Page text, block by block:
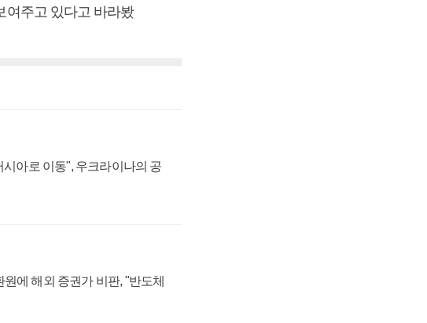
여주고 있다고 바라봤
아로 이동", 우크라이나의 공
에 해외 증권가 비판, "반도체